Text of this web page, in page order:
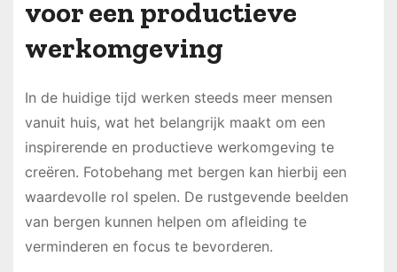
voor een productieve
werkomgeving
In de huidige tijd werken steeds meer mensen
vanuit huis, wat het belangrijk maakt om een
inspirerende en productieve werkomgeving te
creëren. Fotobehang met bergen kan hierbij een
waardevolle rol spelen. De rustgevende beelden
van bergen kunnen helpen om afleiding te
verminderen en focus te bevorderen.